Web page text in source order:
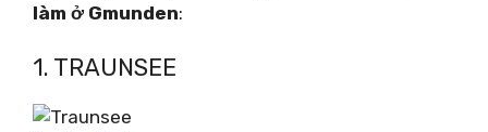
làm ở Gmunden:
1. TRAUNSEE